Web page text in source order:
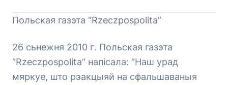
Польская газэта “Rzeczpospolita”
26 сьнежня 2010 г. Польская газэта
“Rzeczpospolita” напісала: “Наш урад
мяркуе, што рэакцыяй на сфальшаваныя